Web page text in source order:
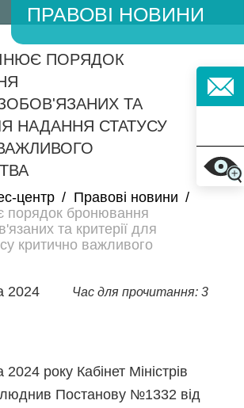
ПРАВОВІ НОВИНИ
ПОРЯДОК
ТА
НАДАННЯ СТАТУСУ
центр / Правові новини /
порядок бронювання
та критерії для
критично важливого
2024
Час для прочитання: 3
року Кабінет Міністрів
Постанову №1332 від